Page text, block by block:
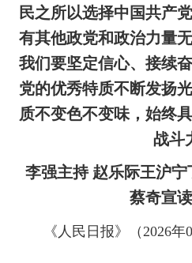
民之所以选择中国共产
有其他政党和政治力量
我们要坚定信心、接续
党的优秀特质不断发扬
质不变色不变味，始终
战斗
李强主持 赵乐际王沪
蔡奇宣
《人民日报》（ 2026年